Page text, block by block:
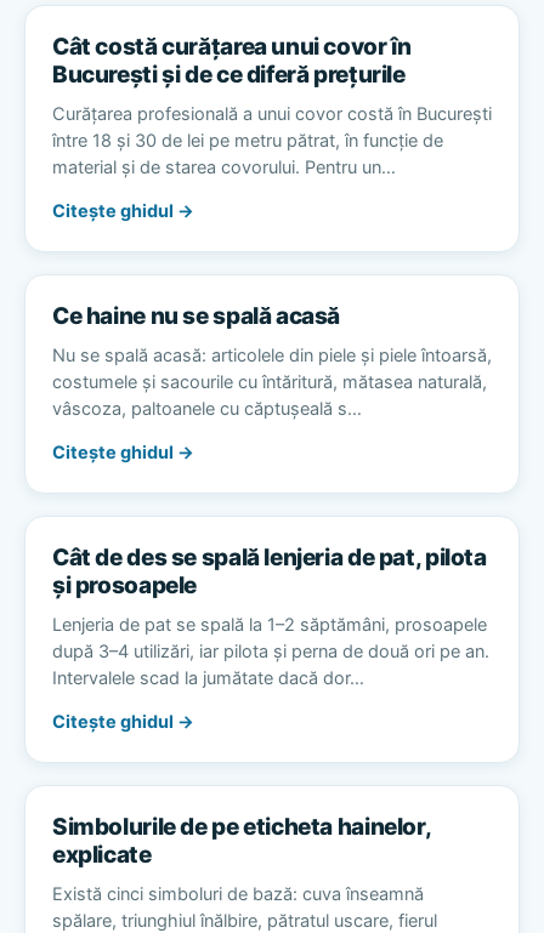
Cât costă curățarea unui covor în
București și de ce diferă prețurile
Curățarea profesională a unui covor costă în București
între 18 și 30 de lei pe metru pătrat, în funcție de
material și de starea covorului. Pentru un…
Citește ghidul →
Ce haine nu se spală acasă
Nu se spală acasă: articolele din piele și piele întoarsă,
costumele și sacourile cu întăritură, mătasea naturală,
vâscoza, paltoanele cu căptușeală s…
Citește ghidul →
Cât de des se spală lenjeria de pat, pilota
și prosoapele
Lenjeria de pat se spală la 1–2 săptămâni, prosoapele
după 3–4 utilizări, iar pilota și perna de două ori pe an.
Intervalele scad la jumătate dacă dor…
Citește ghidul →
Simbolurile de pe eticheta hainelor,
explicate
Există cinci simboluri de bază: cuva înseamnă
spălare, triunghiul înălbire, pătratul uscare, fierul